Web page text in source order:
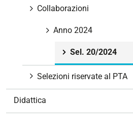
Collaborazioni
Anno 2024
Sel. 20/2024
Selezioni riservate al PTA
Didattica